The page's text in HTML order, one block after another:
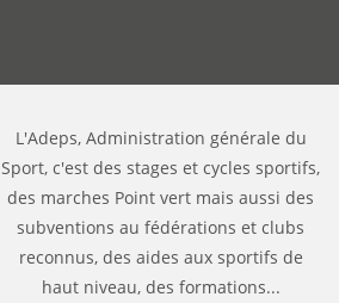
L'Adeps, Administration générale du
Sport, c'est des stages et cycles sportifs,
des marches Point vert mais aussi des
subventions au fédérations et clubs
reconnus, des aides aux sportifs de
haut niveau, des formations...